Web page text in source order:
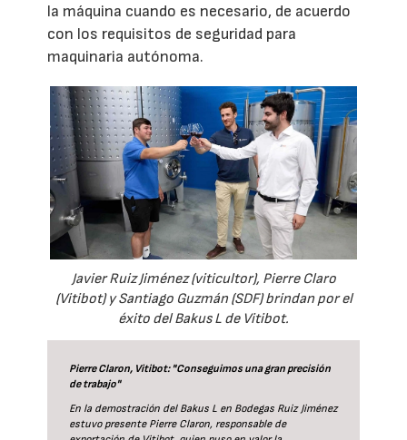
la máquina cuando es necesario, de acuerdo
con los requisitos de seguridad para
maquinaria autónoma.
Javier Ruiz Jiménez (viticultor), Pierre Claro
(Vitibot) y Santiago Guzmán (SDF) brindan por el
éxito del Bakus L de Vitibot.
Pierre Claron, Vitibot: "Conseguimos una gran precisión
de trabajo"
En la demostración del Bakus L en Bodegas Ruiz Jiménez
estuvo presente Pierre Claron, responsable de